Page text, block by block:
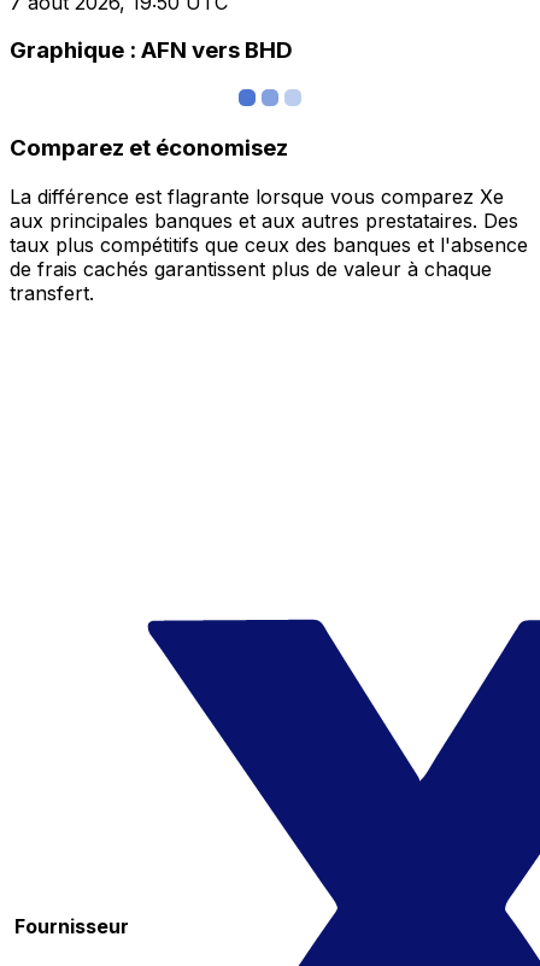
Graphique : AFN vers BHD
Comparez et économisez
La différence est flagrante lorsque vous comparez Xe
aux principales banques et aux autres prestataires. Des
taux plus compétitifs que ceux des banques et l'absence
de frais cachés garantissent plus de valeur à chaque
transfert.
Fournisseur